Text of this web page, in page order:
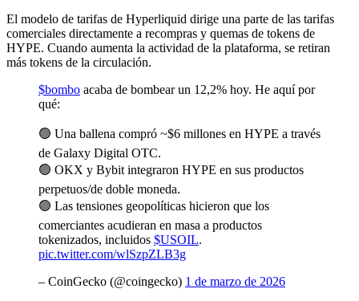
El modelo de tarifas de Hyperliquid dirige una parte de las tarifas
comerciales directamente a recompras y quemas de tokens de
HYPE. Cuando aumenta la actividad de la plataforma, se retiran
más tokens de la circulación.
$bombo acaba de bombear un 12,2% hoy. He aquí por
qué:
🟢 Una ballena compró ~$6 millones en HYPE a través
de Galaxy Digital OTC.
🟢 OKX y Bybit integraron HYPE en sus productos
perpetuos/de doble moneda.
🟢 Las tensiones geopolíticas hicieron que los
comerciantes acudieran en masa a productos
tokenizados, incluidos $USOIL.
pic.twitter.com/wlSzpZLB3g
– CoinGecko (@coingecko) 1 de marzo de 2026